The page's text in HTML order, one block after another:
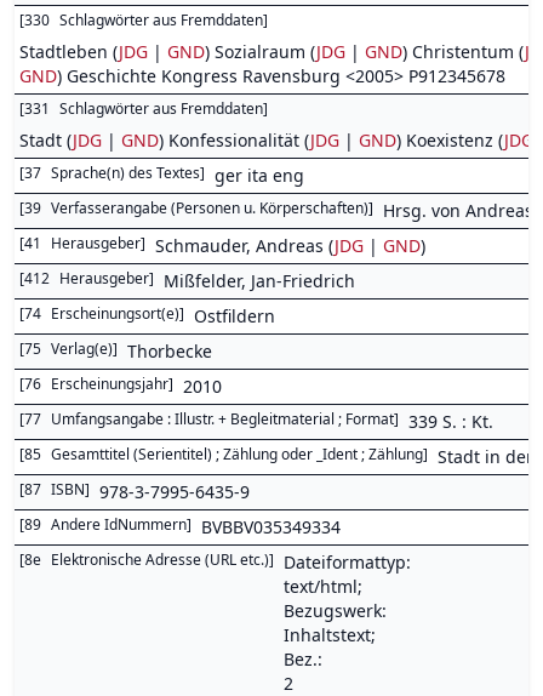
[330 Schlagwörter aus Fremddaten]
Stadtleben (JDG | GND) Sozialraum (JDG | GND) Christentum (
GND) Geschichte Kongress Ravensburg <2005> P912345678
[331 Schlagwörter aus Fremddaten]
Stadt (JDG | GND) Konfessionalität (JDG | GND) Koexistenz (JDG
[37 Sprache(n) des Textes] ger ita eng
[39 Verfasserangabe (Personen u. Körperschaften)] Hrsg. von Andreas
[41 Herausgeber] Schmauder, Andreas (JDG | GND)
[412 Herausgeber] Mißfelder, Jan-Friedrich
[74 Erscheinungsort(e)] Ostfildern
[75 Verlag(e)] Thorbecke
[76 Erscheinungsjahr] 2010
[77 Umfangsangabe : Illustr. + Begleitmaterial ; Format] 339 S. : Kt.
[85 Gesamttitel (Serientitel) ; Zählung oder _Ident ; Zählung] Stadt in der
[87 ISBN] 978-3-7995-6435-9
[89 Andere IdNummern] BVBBV035349334
[8e Elektronische Adresse (URL etc.)] Dateiformattyp:
text/html;
Bezugswerk:
Inhaltstext;
Bez.:
2